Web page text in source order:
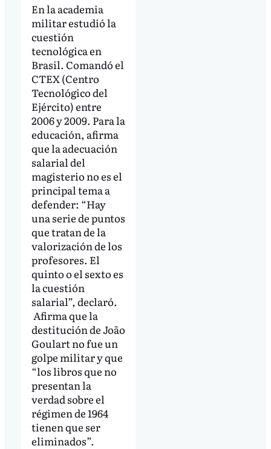
En la academia
militar estudió la
cuestión
tecnológica en
Brasil. Comandó el
CTEX (Centro
Tecnológico del
Ejército) entre
2006 y 2009. Para la
educación, afirma
que la adecuación
salarial del
magisterio no es el
principal tema a
defender: “Hay
una serie de puntos
que tratan de la
valorización de los
profesores. El
quinto o el sexto es
la cuestión
salarial”, declaró.
Afirma que la
destitución de João
Goulart no fue un
golpe militar y que
“los libros que no
presentan la
verdad sobre el
régimen de 1964
tienen que ser
eliminados”.